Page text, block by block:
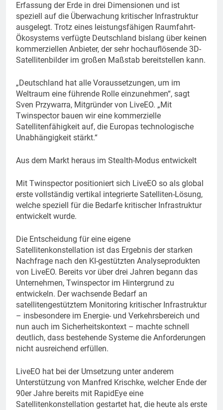
Erfassung der Erde in drei Dimensionen und ist
speziell auf die Überwachung kritischer Infrastruktur
ausgelegt. Trotz eines leistungsfähigen Raumfahrt-
Ökosystems verfügte Deutschland bislang über keinen
kommerziellen Anbieter, der sehr hochauflösende 3D-
Satellitenbilder im großen Maßstab bereitstellen kann.
„Deutschland hat alle Voraussetzungen, um im
Weltraum eine führende Rolle einzunehmen“, sagt
Sven Przywarra, Mitgründer von LiveEO. „Mit
Twinspector bauen wir eine kommerzielle
Satellitenfähigkeit auf, die Europas technologische
Unabhängigkeit stärkt.“
Aus dem Markt heraus im Stealth-Modus entwickelt
Mit Twinspector positioniert sich LiveEO so als global
erste vollständig vertikal integrierte Satelliten-Lösung,
welche speziell für die Bedarfe kritischer Infrastruktur
entwickelt wurde.
Die Entscheidung für eine eigene
Satellitenkonstellation ist das Ergebnis der starken
Nachfrage nach den KI-gestützten Analyseprodukten
von LiveEO. Bereits vor über drei Jahren begann das
Unternehmen, Twinspector im Hintergrund zu
entwickeln. Der wachsende Bedarf an
satellitengestütztem Monitoring kritischer Infrastruktur
– insbesondere im Energie- und Verkehrsbereich und
nun auch im Sicherheitskontext – machte schnell
deutlich, dass bestehende Systeme die Anforderungen
nicht ausreichend erfüllen.
LiveEO hat bei der Umsetzung unter anderem
Unterstützung von Manfred Krischke, welcher Ende der
90er Jahre bereits mit RapidEye eine
Satellitenkonstellation gestartet hat, die heute als erste